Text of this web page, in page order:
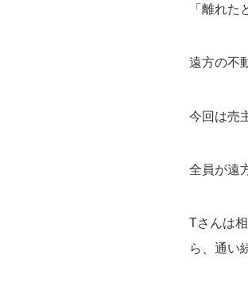
「離れ
遠方の不
今回は売
全員が遠
Tさんは
ら、通い